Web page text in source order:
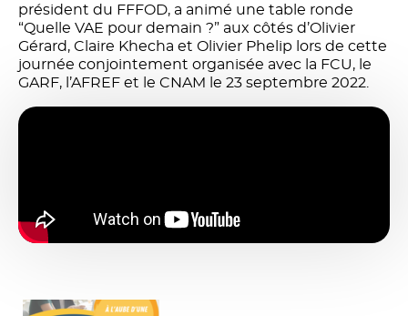
président du FFFOD, a animé une table ronde
“Quelle VAE pour demain ?” aux côtés d’Olivier
Gérard, Claire Khecha et Olivier Phelip lors de cette
journée conjointement organisée avec la FCU, le
GARF, l’AFREF et le CNAM le 23 septembre 2022.